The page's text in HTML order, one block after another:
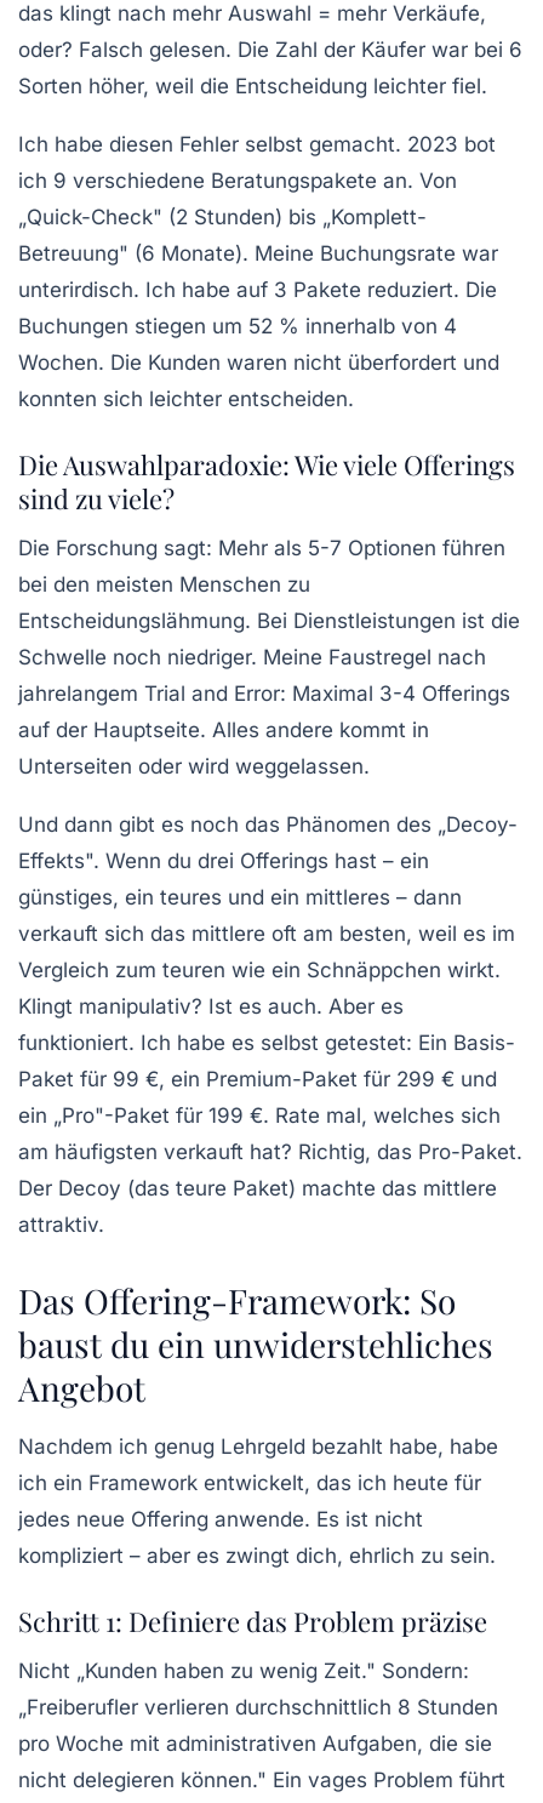
das klingt nach mehr Auswahl = mehr Verkäufe,
oder? Falsch gelesen. Die Zahl der Käufer war bei 6
Sorten höher, weil die Entscheidung leichter fiel.
Ich habe diesen Fehler selbst gemacht. 2023 bot
ich 9 verschiedene Beratungspakete an. Von
„Quick-Check" (2 Stunden) bis „Komplett-
Betreuung" (6 Monate). Meine Buchungsrate war
unterirdisch. Ich habe auf 3 Pakete reduziert. Die
Buchungen stiegen um 52 % innerhalb von 4
Wochen. Die Kunden waren nicht überfordert und
konnten sich leichter entscheiden.
Die Auswahlparadoxie: Wie viele Offerings
sind zu viele?
Die Forschung sagt: Mehr als 5-7 Optionen führen
bei den meisten Menschen zu
Entscheidungslähmung. Bei Dienstleistungen ist die
Schwelle noch niedriger. Meine Faustregel nach
jahrelangem Trial and Error: Maximal 3-4 Offerings
auf der Hauptseite. Alles andere kommt in
Unterseiten oder wird weggelassen.
Und dann gibt es noch das Phänomen des „Decoy-
Effekts". Wenn du drei Offerings hast – ein
günstiges, ein teures und ein mittleres – dann
verkauft sich das mittlere oft am besten, weil es im
Vergleich zum teuren wie ein Schnäppchen wirkt.
Klingt manipulativ? Ist es auch. Aber es
funktioniert. Ich habe es selbst getestet: Ein Basis-
Paket für 99 €, ein Premium-Paket für 299 € und
ein „Pro"-Paket für 199 €. Rate mal, welches sich
am häufigsten verkauft hat? Richtig, das Pro-Paket.
Der Decoy (das teure Paket) machte das mittlere
attraktiv.
Das Offering-Framework: So
baust du ein unwiderstehliches
Angebot
Nachdem ich genug Lehrgeld bezahlt habe, habe
ich ein Framework entwickelt, das ich heute für
jedes neue Offering anwende. Es ist nicht
kompliziert – aber es zwingt dich, ehrlich zu sein.
Schritt 1: Definiere das Problem präzise
Nicht „Kunden haben zu wenig Zeit." Sondern:
„Freiberufler verlieren durchschnittlich 8 Stunden
pro Woche mit administrativen Aufgaben, die sie
nicht delegieren können." Ein vages Problem führt